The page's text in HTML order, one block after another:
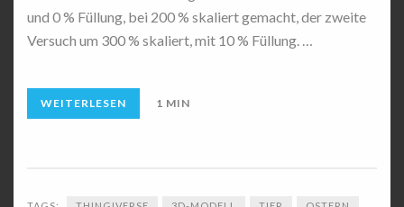
und 0 % Füllung, bei 200 % skaliert gemacht, der zweite
Versuch um 300 % skaliert, mit 10 % Füllung. …
WEITERLESEN 1 MIN